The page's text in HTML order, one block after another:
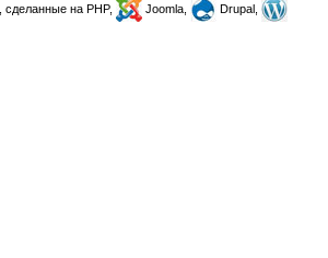
, сделанные на PHP, Joomla,
Drupal,